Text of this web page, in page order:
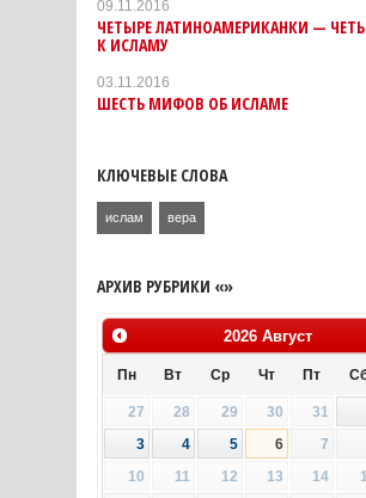
09.11.2016
ЧЕТЫРЕ ЛАТИНОАМЕРИКАНКИ —
К ИСЛАМУ
03.11.2016
ШЕСТЬ МИФОВ ОБ ИСЛАМЕ
КЛЮЧЕВЫЕ СЛОВА
ислам вера
АРХИВ РУБРИКИ «»
2026 Август
Пн Вт Ср Чт Пт
27 28 29 30 31
3
4 5 6 7
10
11 12 13 14